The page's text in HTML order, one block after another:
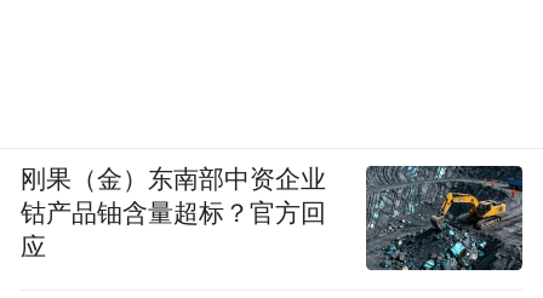
刚果（金）东南部中资企业
钴产品铀含量超标？官方回
应